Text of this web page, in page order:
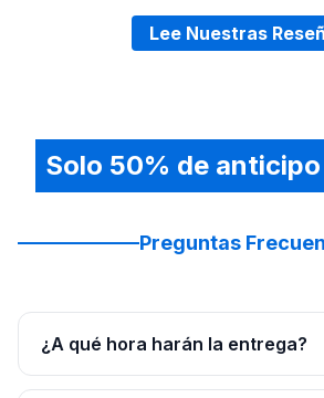
Lee Nuestras
Solo 50% de
Preguntas
¿A qué hora harán la entrega?